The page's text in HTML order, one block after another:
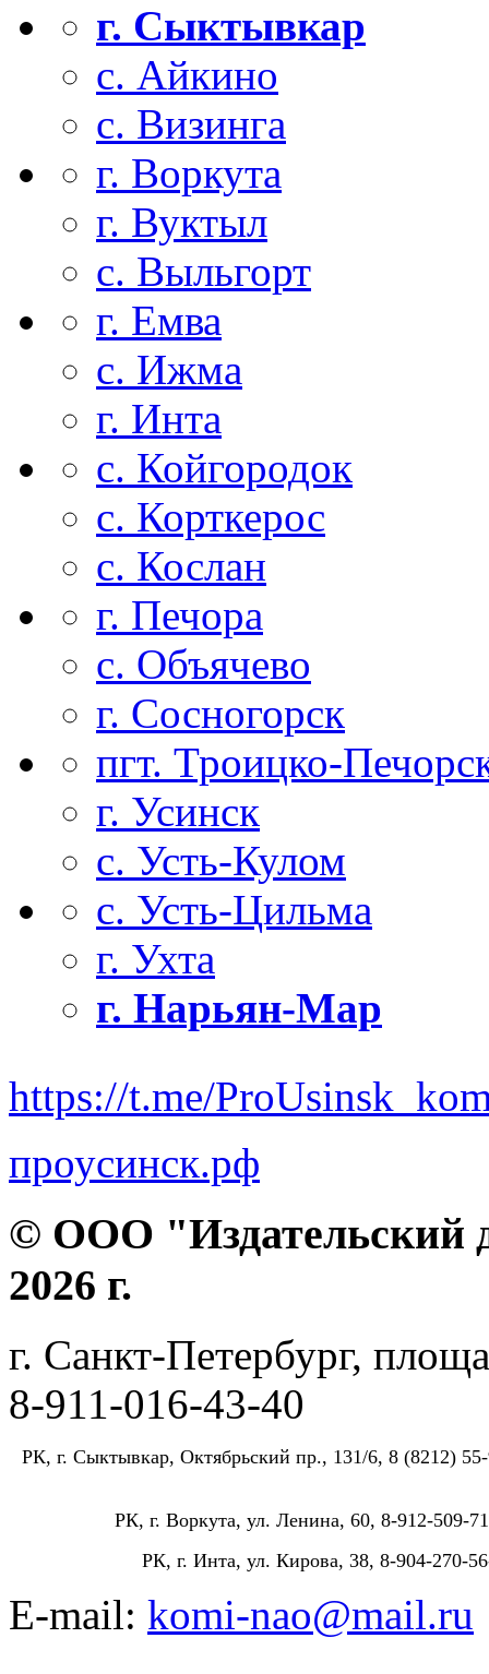
г. Сыктывкар
с. Айкино
с. Визинга
г. Воркута
г. Вуктыл
с. Выльгорт
г. Емва
с. Ижма
г. Инта
с. Койгородок
с. Корткерос
с. Кослан
г. Печора
с. Объячево
г. Сосногорск
пгт. Троицко-
г. Усинск
с. Усть-Кулом
с. Усть-Цильма
г. Ухта
г. Нарьян-Мар
https://t.me/
проусинск.рф
© ООО "Издательский
2026 г.
г. Санкт-Петербург,
8-911-016-43-40
РК, г. Сыктывкар, Октябрьский пр., 131/6, 8 (8212)
РК, г. Воркута, ул. Ленина, 60, 8-912-509-
РК, г. Инта, ул. Кирова, 38, 8-904-270-
E-mail: komi-nao@mail.ru